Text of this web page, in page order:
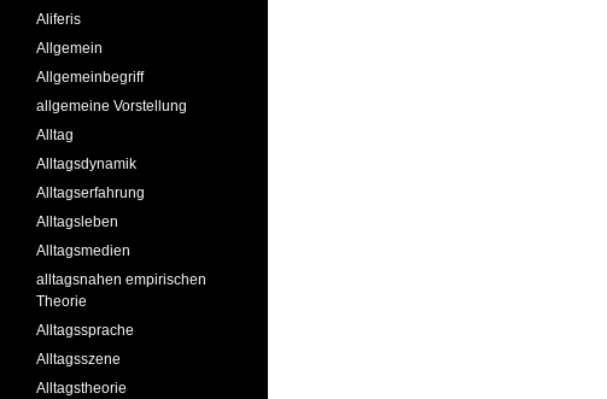
Aliferis
Allgemein
Allgemeinbegriff
allgemeine Vorstellung
Alltag
Alltagsdynamik
Alltagserfahrung
Alltagsleben
Alltagsmedien
alltagsnahen empirischen
Theorie
Alltagssprache
Alltagsszene
Alltagstheorie